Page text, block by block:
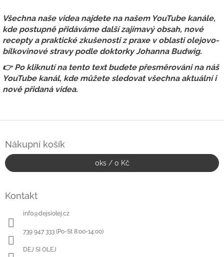
Všechna naše videa najdete na našem YouTube kanále,
kde postupně přidáváme další zajímavý obsah, nové
recepty a praktické zkušenosti z praxe v oblasti olejovo-
bílkovinové stravy podle doktorkyJohanna Budwig.
👉 Po kliknutí na tento text budete přesměrováni na náš
YouTube kanál, kde můžete sledovat všechna aktuální i
nově přidaná videa.
Nákupní košík
0ks / 0 Kč
Kontakt
info@dejsiolej.cz
739 947 333 (Po-St 8:00-14:00)
DEJ SI OLEJ